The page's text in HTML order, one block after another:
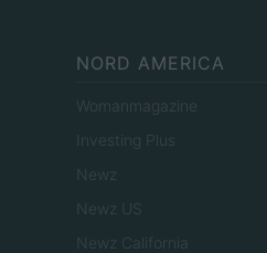
NORD AMERICA
Womanmagazine
Investing Plus
Newz
Newz US
Newz California